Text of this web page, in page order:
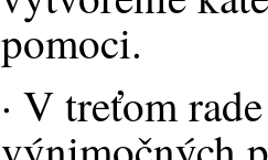
pomoci.
· V treťom